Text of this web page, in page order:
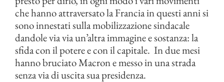
che hanno attraversato la Francia in questi anni si
sono innestati sulla mobilizzazione sindacale
dandole via via un’altra immagine e sostanza: la
sfida con il potere e con il capitale. In due mesi
hanno bruciato Macron e messo in una strada
senza via di uscita sua presidenza.